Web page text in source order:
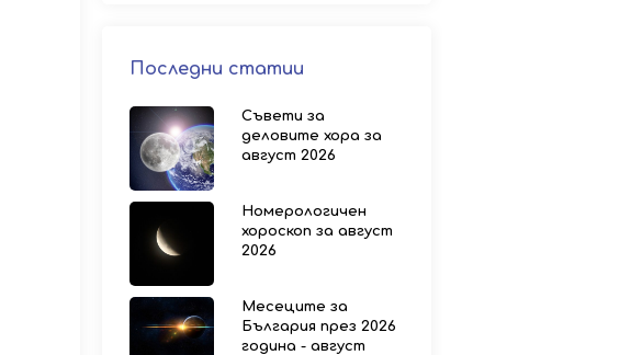
Последни статии
Съвети за
деловите хора за
август 2026
Номерологичен
хороскоп за август
2026
Месеците за
България през 2026
година - август